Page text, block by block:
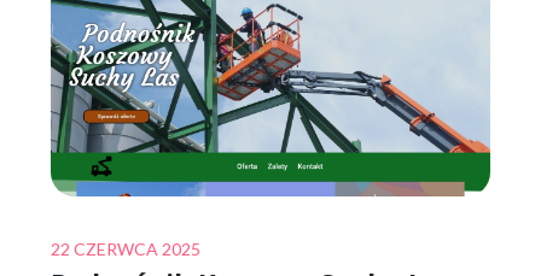
Posted
22 CZERWCA 2025